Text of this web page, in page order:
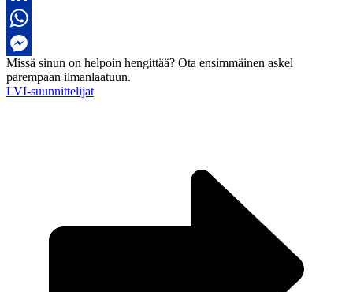
LinkedIn
WhatsApp
Messenger
Missä sinun on helpoin hengittää? Ota ensimmäinen askel
parempaan ilmanlaatuun.
LVI-suunnittelijat